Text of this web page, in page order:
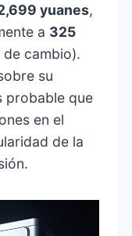
yuanes,
a 325
cambio).
su
probable que
en el
de la